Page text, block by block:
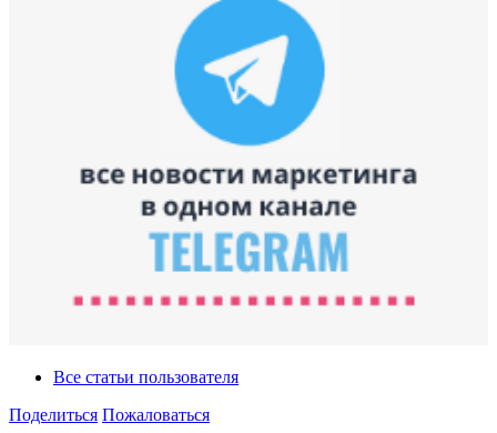
Все статьи пользователя
Поделиться Пожаловаться